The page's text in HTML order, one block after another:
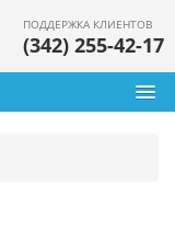
ПОДДЕРЖКА КЛИЕНТОВ
(342) 255-42-17